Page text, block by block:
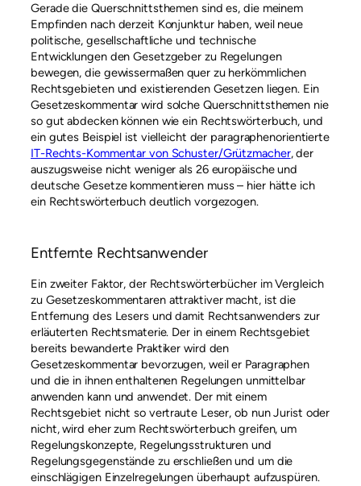
Gerade die Querschnittsthemen sind es, die meinem
Empfinden nach derzeit Konjunktur haben, weil neue
politische, gesellschaftliche und technische
Entwicklungen den Gesetzgeber zu Regelungen
bewegen, die gewissermaßen quer zu herkömmlichen
Rechtsgebieten und existierenden Gesetzen liegen. Ein
Gesetzeskommentar wird solche Querschnittsthemen nie
so gut abdecken können wie ein Rechtswörterbuch, und
ein gutes Beispiel ist vielleicht der paragraphenorientierte
IT-Rechts-Kommentar von Schuster/Grützmacher, der
auszugsweise nicht weniger als 26 europäische und
deutsche Gesetze kommentieren muss – hier hätte ich
ein Rechtswörterbuch deutlich vorgezogen.
Entfernte Rechtsanwender
Ein zweiter Faktor, der Rechtswörterbücher im Vergleich
zu Gesetzeskommentaren attraktiver macht, ist die
Entfernung des Lesers und damit Rechtsanwenders zur
erläuterten Rechtsmaterie. Der in einem Rechtsgebiet
bereits bewanderte Praktiker wird den
Gesetzeskommentar bevorzugen, weil er Paragraphen
und die in ihnen enthaltenen Regelungen unmittelbar
anwenden kann und anwendet. Der mit einem
Rechtsgebiet nicht so vertraute Leser, ob nun Jurist oder
nicht, wird eher zum Rechtswörterbuch greifen, um
Regelungskonzepte, Regelungsstrukturen und
Regelungsgegenstände zu erschließen und um die
einschlägigen Einzelregelungen überhaupt aufzuspüren.